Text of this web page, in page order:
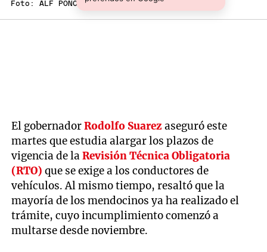
Foto: ALF PONCE MERCADO / MDZ
El gobernadorRodolfo Suarez aseguró este
martes que estudia alargar los plazos de
vigencia de laRevisión Técnica Obligatoria
(RTO) que se exige a los conductores de
vehículos. Al mismo tiempo, resaltó que la
mayoría de los mendocinos ya ha realizado el
trámite, cuyo incumplimiento comenzó a
multarse desde noviembre.